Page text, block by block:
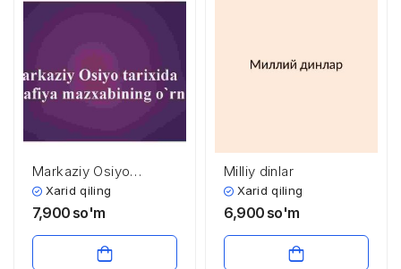
Markaziy Osiyo
tarixida Hanafiya
mazxabining o’rni
Xarid qiling
7,900 so'm
Milliy dinlar
Xarid qiling
6,900 so'm